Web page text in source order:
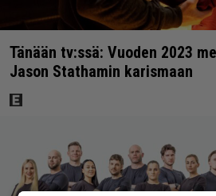
Tänään tv:ssä: Vuoden 2023
Jason Stathamin karismaan